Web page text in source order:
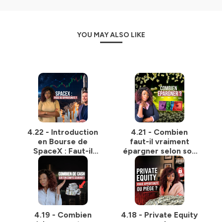
ici
Hébergé par Ausha. Visitez
ausha.co/politique-de-
confidentialitepour plus d'informations.
YOU MAY ALSO LIKE
4.22 - Introduction
en Bourse de
SpaceX : Faut-il
4.21 - Combien
faut-il vraiment
épargner selon son
salaire ?
4.19 - Combien
4.18 - Private Equity